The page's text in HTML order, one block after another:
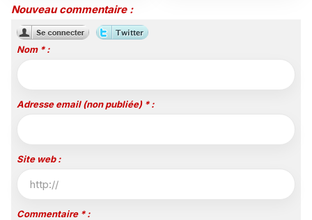
Montero"
Nouveau commentaire :
Nom * :
Adresse email (non publiée) * :
Site web :
Commentaire * :